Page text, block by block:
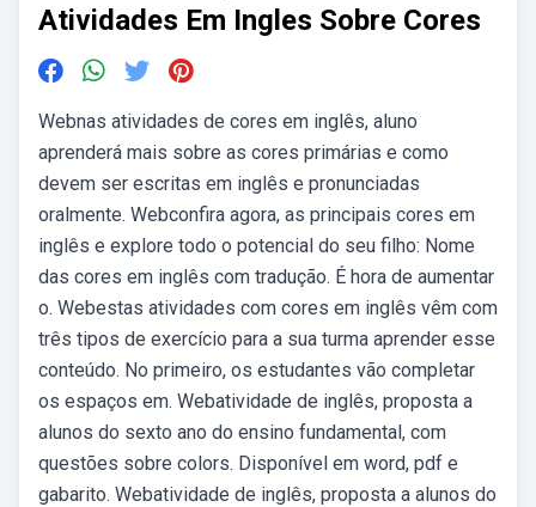
Atividades Em Ingles Sobre Cores
Webnas atividades de cores em inglês, aluno
aprenderá mais sobre as cores primárias e como
devem ser escritas em inglês e pronunciadas
oralmente. Webconfira agora, as principais cores em
inglês e explore todo o potencial do seu filho: Nome
das cores em inglês com tradução. É hora de aumentar
o. Webestas atividades com cores em inglês vêm com
três tipos de exercício para a sua turma aprender esse
conteúdo. No primeiro, os estudantes vão completar
os espaços em. Webatividade de inglês, proposta a
alunos do sexto ano do ensino fundamental, com
questões sobre colors. Disponível em word, pdf e
gabarito. Webatividade de inglês, proposta a alunos do